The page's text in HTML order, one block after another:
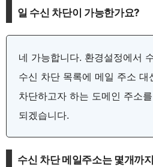
일 수신 차단이 가능한가요?
네 가능합니다. 환경설정에서
수신 차단 목록에 메일 주소 대
차단하고자 하는 도메인 주소
되겠습니다.
수신 차단 메일주소는 몇개까